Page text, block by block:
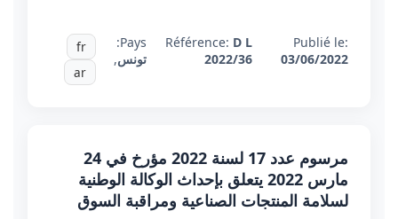
Publié le:
03/06/2022
Référence: D L
2022/36
Pays:
تونس,
fr
ar
مرسوم عدد 17 لسنة 2022 مؤرخ في 24
مارس 2022 يتعلق بإحداث الوكالة الوطنية
لسلامة المنتجات الصناعية ومراقبة السوق